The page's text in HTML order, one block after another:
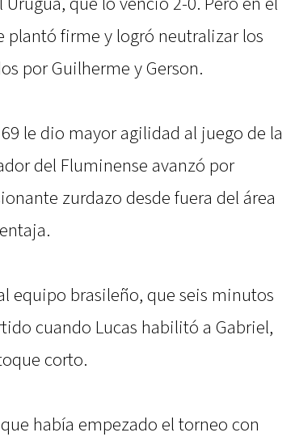
plantó firme y logró neutralizar los
por Guilherme y Gerson.
le dio mayor agilidad al juego de la
del Fluminense avanzó por
zurdazo desde fuera del área
equipo brasileño, que seis minutos
cuando Lucas habilitó a Gabriel,
corto.
había empezado el torneo con